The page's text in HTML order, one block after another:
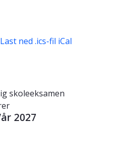
Last ned .ics-fil iCal
skoleeksamen
2027